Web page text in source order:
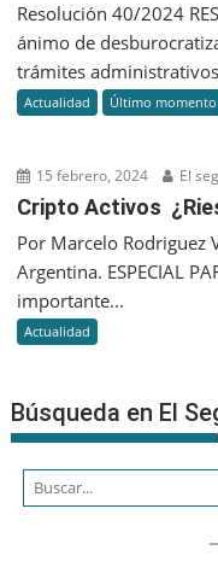
Resolución 40/2024
ánimo de
trámites
Actualidad Último momento
15 febrero, 2024 El
Cripto Activos
Por Marcelo Rodriguez
Argentina. ESPECIAL
importante...
Actualidad
Búsqueda en El